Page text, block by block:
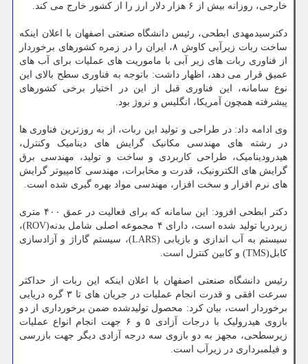
خارجی، روزانه بیش از ۶ هزار دلار ارز را از کشور خارج می کند.
دکترسیدمهدی ابطحی، رئیس دانشگاه صنعتی اصفهان با اعلان اینکه
ساخت ربات زیرآبی کاوش ۸، ایران را در زمره کشورهای برخوردار
از فناوری ربات های زیر آبی با ماموریت های عملیات برای آب های
عمیق قرار می دهد، اظهار داشت: باتوجه به فناوری سطح بالای این
نوع سامانه، این فناوری قبل از این در اختیار برخی کشورهای
پیشرفته همچون آمریکا، انگلیس و نروژ بود.
وی ادامه داد: در طراحی و تولید این ربات، از به روزترین فناوری ها
در رشته های مهندسی مکانیک گرایش های دینامیک وکنترل،
هیدرودینامیک، طراحی کاربردی و ساخت و تولید، مهندسی برق
گرایش های الکترونیک، قدرت و مخابرات، مهندسی کامپیوتر گرایش
های نرم افزار و سخت افزار، مهندسی مواد بهره گیری شده است.
دکتر ابطحی افزود: این سامانه که برای فعالیت در عمق ۴۰۰ متری
زیردریا تولید شده است، دارای ۴ مجموعه اصلی شامل بدنه(ROV)،
سیستم به آب اندازی و بازیابی (LARS)، سیستم گاراژ و آزادسازی
کابل(TMS) و کابین کنترل است.
رئیس دانشگاه صنعتی اصفهان با اعلان اینکه این ربات از حداکثر
سرعت افقی و قدرت انجام عملیات در جریان های تا ۳ گره دریایی
برخوردار است، بیان کرد: محصول تولیدشده ضمن برخورداری از دو
بازوی هیدرولیک با درجات آزادی ۵ و ۶ جهت انجام انواع عملیات
زیرسطحی، مجهز به دو بازوی سه درجه آزادی دیگر جهت بازرسی
و فیلمبرداری در زیرآب است.